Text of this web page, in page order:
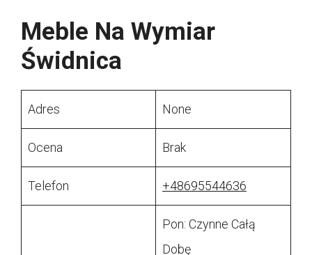
Meble Na Wymiar
Świdnica
Adres None
Ocena Brak
Telefon +48695544636
Pon: Czynne Całą
Dobę